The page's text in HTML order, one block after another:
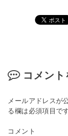
コメント
メールアドレスが
る欄は必須項目で
コメント